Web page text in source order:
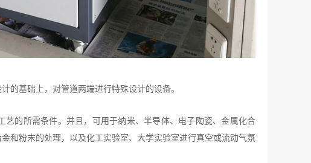
的基础上，对管道两端进行特殊设计的设备。
的所需条件。并且，可用于纳米、半导体、电子陶瓷、金属化合
和粉末的处理，以及化工实验室、大学实验室进行真空或流动气氛